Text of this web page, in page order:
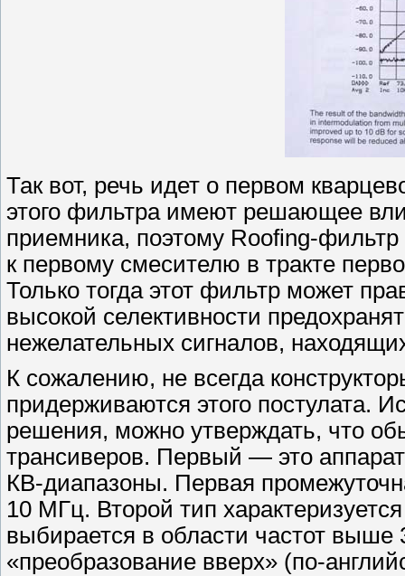
Так вот, речь идет о первом
этого фильтра имеют решающее
приемника, поэтому Roofing-
к первому смесителю в тракте
Только тогда этот фильтр может
высокой селективности
нежелательных сигналов,
К сожалению, не всегда
придерживаются этого постулата.
решения, можно утверждать, что
трансиверов. Первый — это
КВ-диапазоны. Первая
10 МГц. Второй тип
выбирается в области частот
«преобразование вверх» (по-